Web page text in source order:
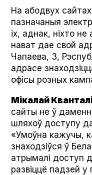
На абодвух
пазначаныя
іх, аднак, ніхто
нават дае свой
Чапаева, 3,
адрасе
офісы розных
Мікалай
сайты не ў
шляхоў доступу
«Умоўна кажучы,
знаходзіўся ў
атрымалі доступ
развіццё падзей у